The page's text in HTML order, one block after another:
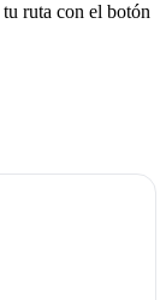
ruta con el botón